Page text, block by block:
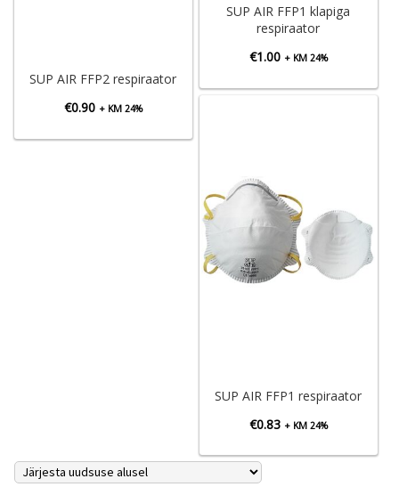
SUP AIR FFP1 klapiga
respiraator
€1.00 + KM 24%
SUP AIR FFP2 respiraator
€0.90 + KM 24%
SUP AIR FFP1 respiraator
€0.83 + KM 24%